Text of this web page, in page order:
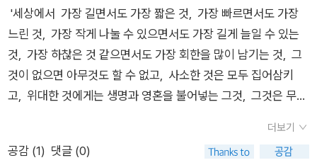
흥미요소와 재미요소, 교훈과 몰입력은 상당했지만 단지 그 뿐.
서사 전체적인 흐름이나 맥락, 설득력은 상실된 불완전한 소설이
었다.
아버지가 하신 말씀이다. 친정 엄마 생각이 났다. 엄마는 휴대폰
이 없다. 괜히 구속받는 것 같다 시며 일부러 마련하지 않으신다.
여행이라도 다녀오실 때면 정작 당신은 태연하고 여유 있는데 주
변에서 조바심을 낸다. 내가 가장 존경하는 인물, 채 여사의 시간
은 분명 당신을 위해서 움직이는 듯하다.나를 둘러싸고 있는 관계
그들과의 관계 속에서 흐르던 시간을 생각했다. 시간은 마냥 앞으
로만 흐르는 것이라 생각했다. 한순간도 같은 강물이 흐르지 않듯
자가 아니어서일지도 모르고 작가가 할말이 많고 그걸 자꾸 풀어
놓고 싶어하는 조급함때문은 아닐까 하는 핑계도 대보고나중에
시간나면 천천히 다시 읽어봐야겠다 차라리 아주 상투적으로 재
미있게 썼더라면 더 낫지 않았나 싶기도 하다.철학을 이야기로 푼
다는 건 어려운 일인데 이만하면 그래도 수작이라는 생각도 해본
다.암튼 나랑은 안맞다. 아니면 지금 이시간의 나랑 안맞았거나...
마가 계셔서 중심을 잃지 않고 자라는 청소년이 된 듯 싶다. 주변
의 친구를 사랑하고, 크로노스적 시간을 카이로스적 시간으로 바
꾸어 가며 보람된 일을 하기 위해 애쓰는 온조를 만나고, 그 온조
를 지켜주는 소중한 친구들을 보면서 가슴 뿌듯했다.이 책의 뒷면
에는 자음과 모음 청소년 문학상 심사관이었던 이상권 작가와 김
나라의 청소년 소설이 소재와 생각의 폭이 좁다보니 영역의 폭을
넓혀가지 못한다고 말하는 부분에서 상당히 공감을 했다.어린이
된 것이라고 한다. 추리소설이라는 생각을 전혀하지 못했는데 이
야기의 힘은 긴장감이 가미될 때 배가된다는 생각으로 익명의 사
람들이 점차 모습을 드러내는 것으로 설정한다. 특히 요즘 매체는
그럴 만한 장치를 충분히 갖고 있다. 이메일, 휴대폰 메시지, 채팅
등 익명성과 만나는 일은 일상에 널려있다._252 다양한 의뢰
를 받는 온조!다양한 의뢰가 들어온다. PMP도난사건, 할아버지
와 맛난 식사를 부탁하는 의뢰, 천국의 우편 배달부가 되어 달라
'세상에서 가장 길면서도 가장 짧은 것, 가장 빠르면서도 가장
느린 것, 가장 작게 나눌 수 있으면서도 가장 길게 늘일 수 있는
것, 가장 하찮은 것 같으면서도 가장 회한을 많이 남기는 것, 그
것이 없으면 아무것도 할 수 없고, 사소한 것은 모두 집어삼키
고, 위대한 것에게는 생명과 영혼을 불어넣는 그것, 그것은 무엇
점'이라는 이름의 카페의 메인화면에 적어놓은 M. 패러데이의 글
로, 시간이 바로 그 답이다. 시간, 무한하고 영원할 것 같으면서
더보기
공감 (1) 댓글 (0)